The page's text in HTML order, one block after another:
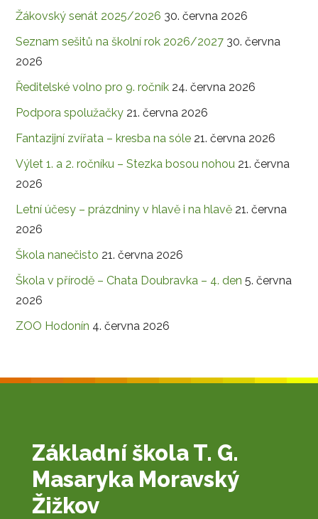
Žákovský senát 2025/2026 30. června 2026
Seznam sešitů na školní rok 2026/2027 30. června
2026
Ředitelské volno pro 9. ročník 24. června 2026
Podpora spolužačky 21. června 2026
Fantazijní zvířata – kresba na sóle 21. června 2026
Výlet 1. a 2. ročníku – Stezka bosou nohou 21. června
2026
Letní účesy – prázdniny v hlavě i na hlavě 21. června
2026
Škola nanečisto 21. června 2026
Škola v přírodě – Chata Doubravka – 4. den 5. června
2026
ZOO Hodonín 4. června 2026
Základní škola T. G.
Masaryka Moravský
Žižkov